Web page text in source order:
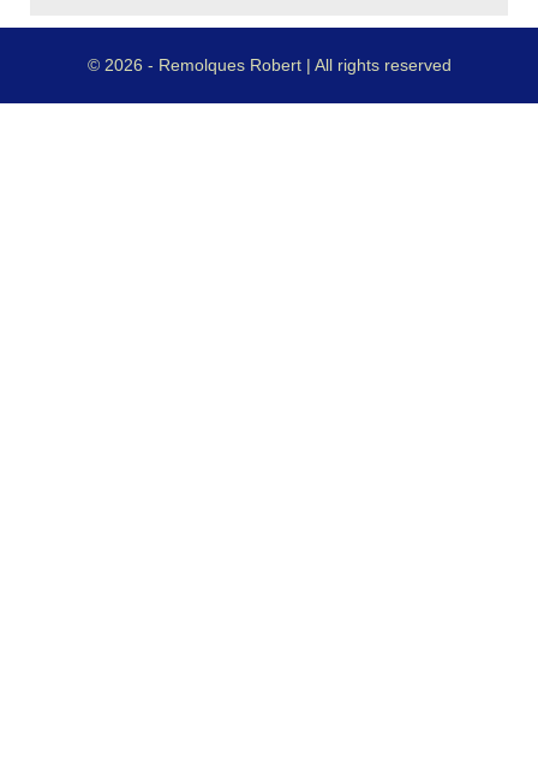
© 2026 - Remolques Robert | All rights reserved